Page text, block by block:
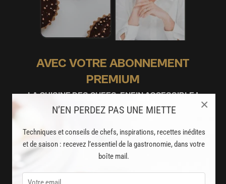
N’EN PERDEZ PAS UNE MIETTE
Techniques et conseils de chefs, inspirations, recettes inédites
et de saison : recevez l’essentiel de la gastronomie, dans votre
boîte mail.
×
AVEC VOTRE ABONNEMENT
PREMIUM
LA CUISINE DES CHEFS, ENFIN ACCESSIBLE !
8000
recettes exclusives
partagées par vos chefs préférés
2000
et techniques de cuisine et pâtisserie